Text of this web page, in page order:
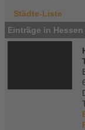
Städte-Liste
Einträge in Hessen